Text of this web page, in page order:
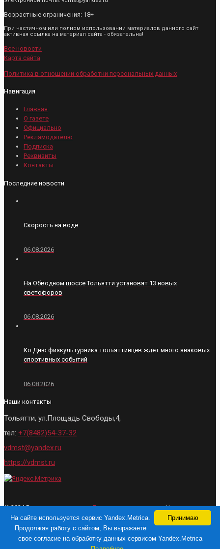
Возрастные ограничения: 18+
При частичном или полном использовании материалов данного сайт
активная ссылка на материал сайта - обязательна!
Все новости
Карта сайта
Политика в отношении обработки персональных данных
Навигация
Главная
О газете
Официально
Рекламодателю
Подписка
Реквизиты
Контакты
Последние новости
Скорость на воде
06.08.2026
На Обводном шоссе Тольятти установят 13 новых
светофоров
06.08.2026
Ко Дню физкультурника тольяттинцев ждет много знаковых
спортивных событий
06.08.2026
Наши контакты
Тольятти, ул.Площадь Свободы,4,
тел: +7(8482)54-37-32
vdmst@yandex.ru
https://vdmst.ru
© 2024 Все права защищены.Городские ведомости- Новости
Тольятти. При использовании материалов, активная ссылка на сайт
обязательна
Разработка и продвижение сайта
Принимаю
На сайте используется сервис Yandex.Metrica.
Продолжая работу с сайтом, Вы выражаете
свое согласие на обработку данных сервисом Yandex.Metrica